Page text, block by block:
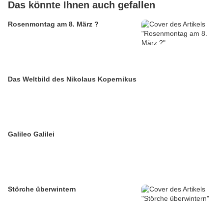
Das könnte Ihnen auch gefallen
Rosenmontag am 8. März ?
Das Weltbild des Nikolaus Kopernikus
Galileo Galilei
Störche überwintern